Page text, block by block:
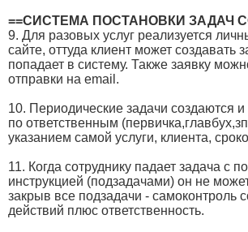
==СИСТЕМА ПОСТАНОВКИ ЗАДАЧ
9. Для разовых услуг реализуется
сайте, оттуда клиент может создавать
попадает в систему. Также заявку
отправки на email.
10. Периодические задачи создаются
по ответственным
указанием самой услуги, клиента,
11. Когда сотруднику падает задача с
инструкцией (подзадачами) он не
закрыв все подзадачи - самоконтроль
действий плюс ответственность.